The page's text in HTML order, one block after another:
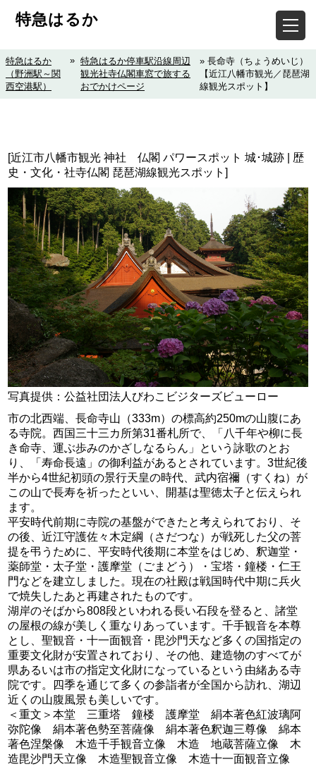
特急はるか
特急はるか
（野洲駅～関
西空港駅）
» 特急はるか停車駅沿線周辺
観光社寺仏閣車窓で旅する
おでかけページ
» 長命寺（ちょうめいじ）
【近江八幡市観光／琵琶湖
線観光スポット】
[近江市八幡市観光 神社 仏閣 パワースポット 城･城跡 | 歴
史・文化・社寺仏閣 琵琶湖線観光スポット]
写真提供：公益社団法人びわこビジターズビューロー
市の北西端、長命寺山（333m）の標高約250mの山腹にあ
る寺院。西国三十三カ所第31番札所で、「八千年や柳に長
き命寺、運ぶ歩みのかざしなるらん」という詠歌のとお
り、「寿命長遠」の御利益があるとされています。3世紀後
半から4世紀初頭の景行天皇の時代、武内宿禰（すくね）が
この山で長寿を祈ったといい、開基は聖徳太子と伝えられ
ます。
平安時代前期に寺院の基盤ができたと考えられており、そ
の後、近江守護佐々木定綱（さだつな）が戦死した父の菩
提を弔うために、平安時代後期に本堂をはじめ、釈迦堂・
薬師堂・太子堂・護摩堂（ごまどう）・宝塔・鐘楼・仁王
門などを建立しました。現在の社殿は戦国時代中期に兵火
で焼失したあと再建されたものです。
湖岸のそばから808段といわれる長い石段を登ると、諸堂
の屋根の線が美しく重なりあっています。千手観音を本尊
とし、聖観音・十一面観音・毘沙門天など多くの国指定の
重要文化財が安置されており、その他、建造物のすべてが
県あるいは市の指定文化財になっているという由緒ある寺
院です。四季を通じて多くの参詣者が全国から訪れ、湖辺
近くの山腹風景も美しいです。
＜重文＞本堂 三重塔 鐘楼 護摩堂 絹本著色紅波璃阿
弥陀像 絹本著色勢至菩薩像 絹本著色釈迦三尊像 綿本
著色涅槃像 木造千手観音立像 木造 地蔵菩薩立像 木
造毘沙門天立像 木造聖観音立像 木造十一面観音立像